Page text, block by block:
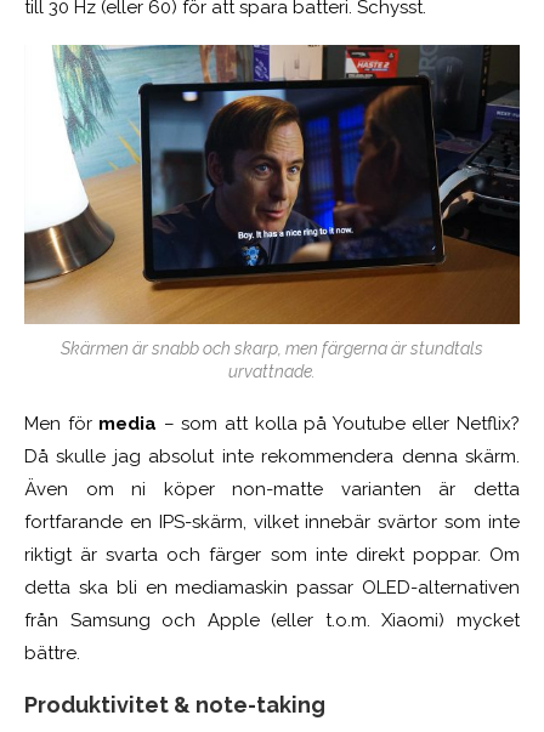
till 30 Hz (eller 60) för att spara batteri. Schysst.
Skärmen är snabb och skarp, men färgerna är stundtals
urvattnade.
Men för media – som att kolla på Youtube eller Netflix?
Då skulle jag absolut inte rekommendera denna skärm.
Även om ni köper non-matte varianten är detta
fortfarande en IPS-skärm, vilket innebär svärtor som inte
riktigt är svarta och färger som inte direkt poppar. Om
detta ska bli en mediamaskin passar OLED-alternativen
från Samsung och Apple (eller t.o.m. Xiaomi) mycket
bättre.
Produktivitet & note-taking